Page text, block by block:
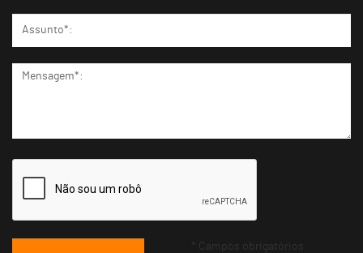
* Campos obrigatórios